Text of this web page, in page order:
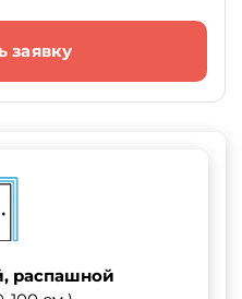
заявку
распашной